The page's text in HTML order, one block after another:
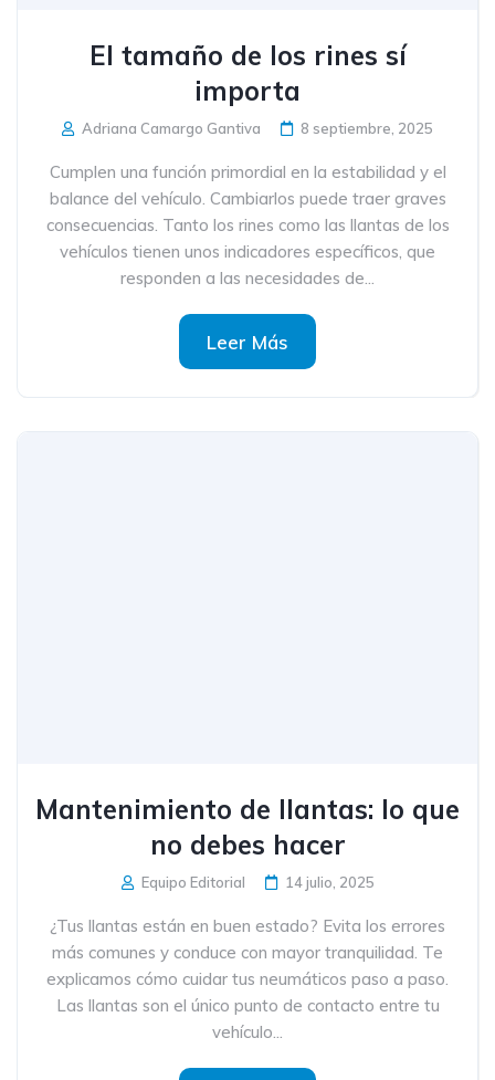
El tamaño de los rines sí
importa
Adriana Camargo Gantiva 8 septiembre, 2025
Cumplen una función primordial en la estabilidad y el
balance del vehículo. Cambiarlos puede traer graves
consecuencias. Tanto los rines como las llantas de los
vehículos tienen unos indicadores específicos, que
responden a las necesidades de...
Leer Más
Mantenimiento de llantas: lo que
no debes hacer
Equipo Editorial 14 julio, 2025
¿Tus llantas están en buen estado? Evita los errores
más comunes y conduce con mayor tranquilidad. Te
explicamos cómo cuidar tus neumáticos paso a paso.
Las llantas son el único punto de contacto entre tu
vehículo...